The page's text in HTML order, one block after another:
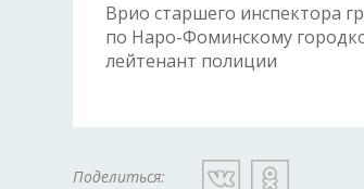
Врио старшего инспектора
по Наро-Фоминскому
лейтенант
Поделиться: